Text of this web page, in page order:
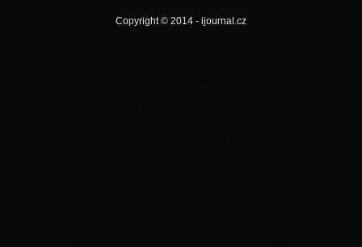
Copyright © 2014 - ijournal.cz